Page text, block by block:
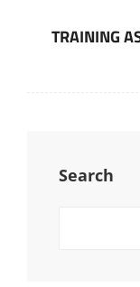
PostTRAINING
Search